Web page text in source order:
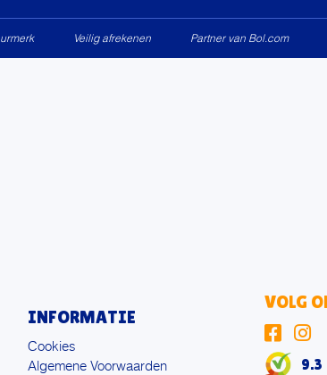
Veilig afrekenen Partner van Bol.com
INFORMATIE
Cookies
Algemene Voorwaarden
VOLG
9.3